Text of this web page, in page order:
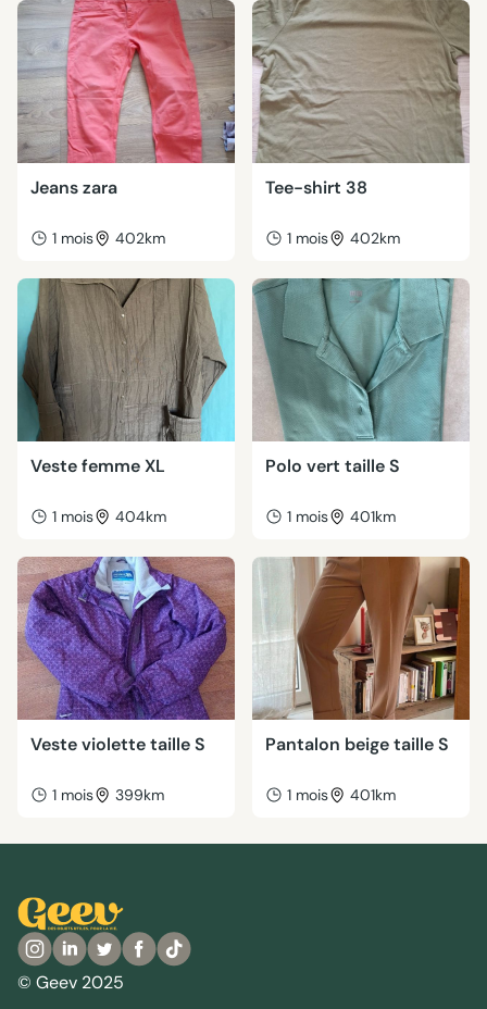
Jeans zara
1 mois 402km
Tee-shirt 38
1 mois 402km
Veste femme XL
1 mois 404km
Polo vert taille S
1 mois 401km
Veste violette taille S
1 mois 399km
Pantalon beige taille S
1 mois 401km
© Geev 2025